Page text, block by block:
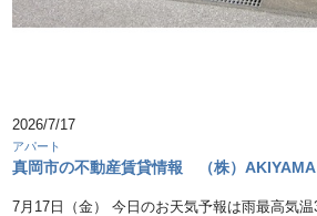
2026/7/17
アパート
真岡市の不動産賃貸情報 （株）AKIYAMA
7月17日（金） 今日のお天気予報は雨最高気